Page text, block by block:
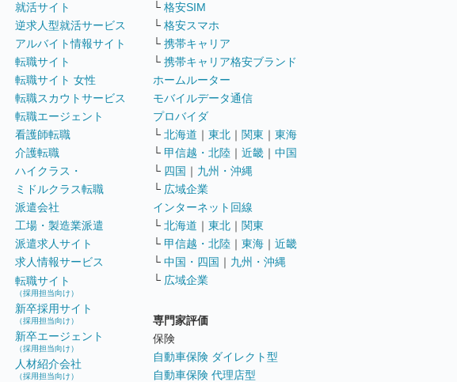
就活サイト
逆求人型就活サービス
アルバイト情報サイト
転職サイト
転職サイト 女性
転職スカウトサービス
転職エージェント
看護師転職
介護転職
ハイクラス・
ミドルクラス転職
派遣会社
工場・製造業派遣
派遣求人サイト
求人情報サービス
転職サイト
（採用担当向け）
新卒採用サイト
（採用担当向け）
新卒エージェント
（採用担当向け）
人材紹介会社
（採用担当向け）
└ 格安SIM
└ 格安スマホ
└ 携帯キャリア
└ 携帯キャリア格安ブランド
ホームルーター
モバイルデータ通信
プロバイダ
└ 北海道 ｜ 東北 ｜ 関東 ｜ 東海
└ 甲信越・北陸 ｜ 近畿 ｜ 中国
└ 四国 ｜ 九州・沖縄
└ 広域企業
インターネット回線
└ 北海道 ｜ 東北 ｜ 関東
└ 甲信越・北陸 ｜ 東海 ｜ 近畿
└ 中国・四国 ｜ 九州・沖縄
└ 広域企業
専門家評価
保険
自動車保険 ダイレクト型
自動車保険 代理店型